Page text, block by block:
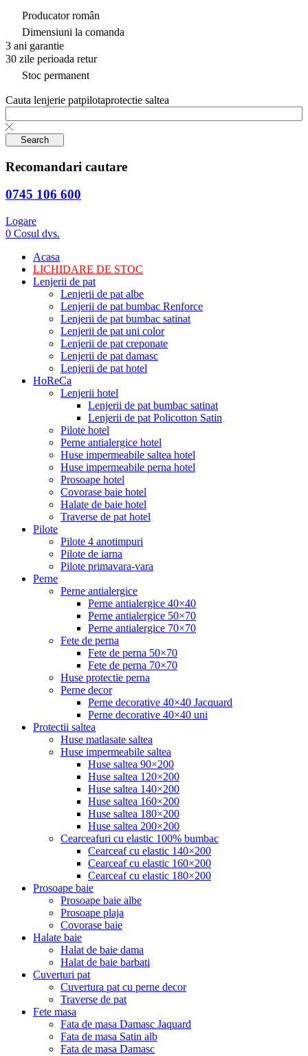
Producator român
Dimensiuni la comanda
3 ani garantie
30 zile perioada retur
Stoc permanent
Cauta lenjerie patpilotaprotectie saltea
Search
Recomandari cautare
0745 106 600
Logare
0 Cosul dvs.
Acasa
LICHIDARE DE STOC
Lenjerii de pat
Lenjerii de pat albe
Lenjerii de pat bumbac Renforce
Lenjerii de pat bumbac satinat
Lenjerii de pat uni color
Lenjerii de pat creponate
Lenjerii de pat damasc
Lenjerii de pat hotel
HoReCa
Lenjerii hotel
Lenjerii de pat bumbac satinat
Lenjerii de pat Policotton Satin
Pilote hotel
Perne antialergice hotel
Huse impermeabile saltea hotel
Huse impermeabile perna hotel
Prosoape hotel
Covorase baie hotel
Halate de baie hotel
Traverse de pat hotel
Pilote
Pilote 4 anotimpuri
Pilote de iarna
Pilote primavara-vara
Perne
Perne antialergice
Perne antialergice 40×40
Perne antialergice 50×70
Perne antialergice 70×70
Fete de perna
Fete de perna 50×70
Fete de perna 70×70
Huse protectie perna
Perne decor
Perne decorative 40×40 Jacquard
Perne decorative 40×40 uni
Protectii saltea
Huse matlasate saltea
Huse impermeabile saltea
Huse saltea 90×200
Huse saltea 120×200
Huse saltea 140×200
Huse saltea 160×200
Huse saltea 180×200
Huse saltea 200×200
Cearceafuri cu elastic 100% bumbac
Cearceaf cu elastic 140×200
Cearceaf cu elastic 160×200
Cearceaf cu elastic 180×200
Prosoape baie
Prosoape baie albe
Prosoape plaja
Covorase baie
Halate baie
Halat de baie dama
Halat de baie barbati
Cuverturi pat
Cuvertura pat cu perne decor
Traverse de pat
Fete masa
Fata de masa Damasc Jaquard
Fata de masa Satin alb
Fata de masa Damasc